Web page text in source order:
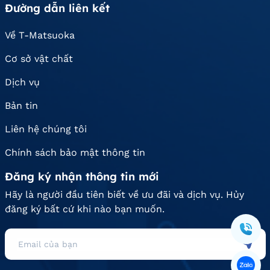
Đường dẫn liên kết
Về T-Matsuoka
Cơ sở vật chất
Dịch vụ
Bản tin
Liên hệ chúng tôi
Chính sách bảo mật thông tin
Đăng ký nhận thông tin mới
Hãy là người đầu tiên biết về ưu đãi và dịch vụ. Hủy
đăng ký bất cứ khi nào bạn muốn.